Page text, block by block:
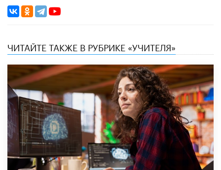
ЧИТАЙТЕ ТАКЖЕ В РУБРИКЕ «УЧИТЕЛЯ»